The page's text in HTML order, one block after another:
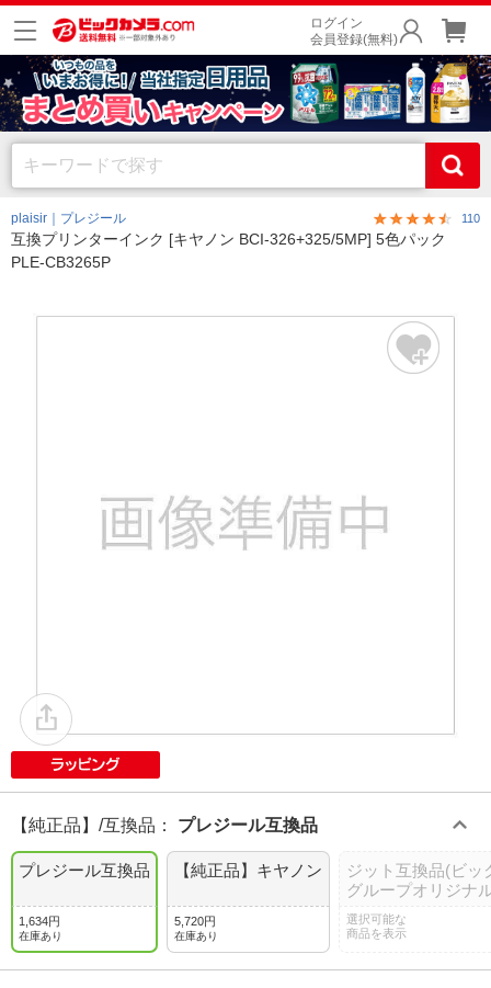
ログイン
会員登録(無料)
plaisir｜プレジール 110
互換プリンターインク [キヤノン BCI-326+325/5MP] 5色パック
PLE-CB3265P
【純正品】/互換品 ： プレジール互換品
プレジール互換品
1,634円
在庫あり
【純正品】キヤノン
5,720円
在庫あり
ジット互換品(ビッ
グループオリジナ
選択可能な
商品を表示